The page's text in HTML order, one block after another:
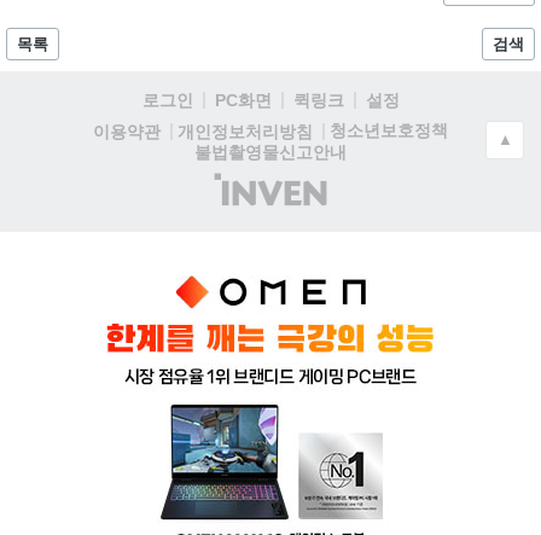
목록 검색
로그인 PC화면 퀵링크
설정
이용약관
개인정보처리방침
청소년보호정책
불법촬영물신고안내
(주)
인
▲